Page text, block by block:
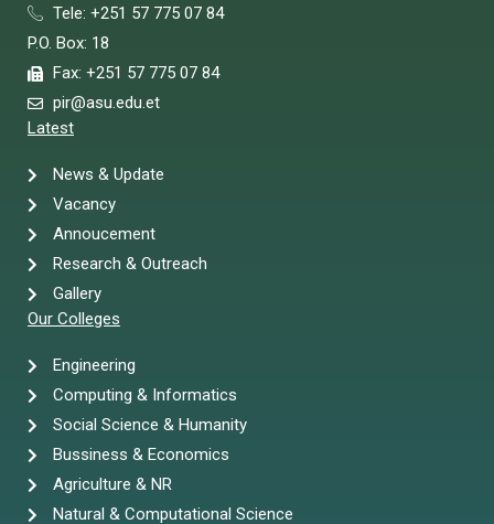
Tele: +251 57 775 07 84
P.O. Box: 18
Fax: +251 57 775 07 84
pir@asu.edu.et
Latest
News & Update
Vacancy
Annoucement
Research & Outreach
Gallery
Our Colleges
Engineering
Computing & Informatics
Social Science & Humanity
Bussiness & Economics
Agriculture & NR
Natural & Computational Science